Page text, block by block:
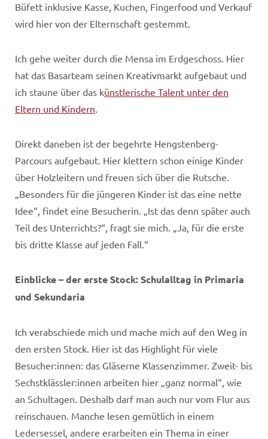
Büfett inklusive Kasse, Kuchen, Fingerfood und Verkauf
wird hier von der Elternschaft gestemmt.
Ich gehe weiter durch die Mensa im Erdgeschoss. Hier
hat das Basarteam seinen Kreativmarkt aufgebaut und
ich staune über das künstlerische Talent unter den
Eltern und Kindern.
Direkt daneben ist der begehrte Hengstenberg-
Parcours aufgebaut. Hier klettern schon einige Kinder
über Holzleitern und freuen sich über die Rutsche.
„Besonders für die jüngeren Kinder ist das eine nette
Idee“, findet eine Besucherin. „Ist das denn später auch
Teil des Unterrichts?“, fragt sie mich. „Ja, für die erste
bis dritte Klasse auf jeden Fall.“
Einblicke – der erste Stock: Schulalltag in Primaria
und Sekundaria
Ich verabschiede mich und mache mich auf den Weg in
den ersten Stock. Hier ist das Highlight für viele
Besucher:innen: das Gläserne Klassenzimmer. Zweit- bis
Sechstklässler:innen arbeiten hier „ganz normal“, wie
an Schultagen. Deshalb darf man auch nur vom Flur aus
reinschauen. Manche lesen gemütlich in einem
Ledersessel, andere erarbeiten ein Thema in einer